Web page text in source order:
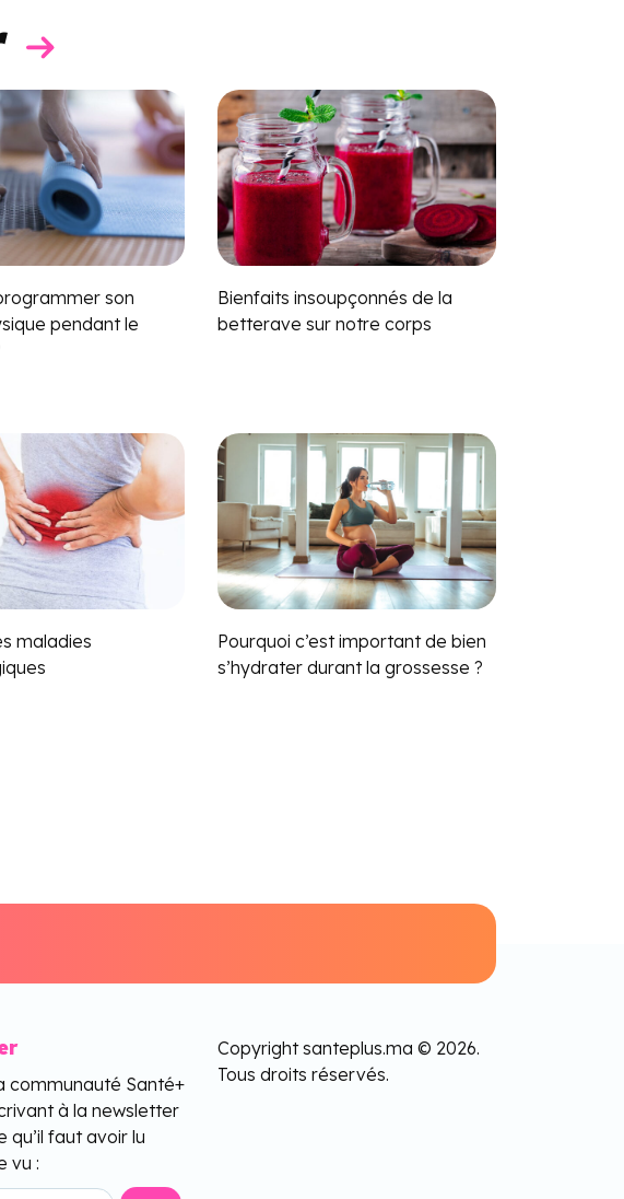
son
pendant le
Bienfaits insoupçonnés de la
betterave sur notre corps
maladies
Pourquoi c’est important de bien
s’hydrater durant la grossesse ?
communauté Santé+
à la newsletter
qu’il faut avoir lu
vu :
Copyright santeplus.ma © 2026.
Tous droits réservés.